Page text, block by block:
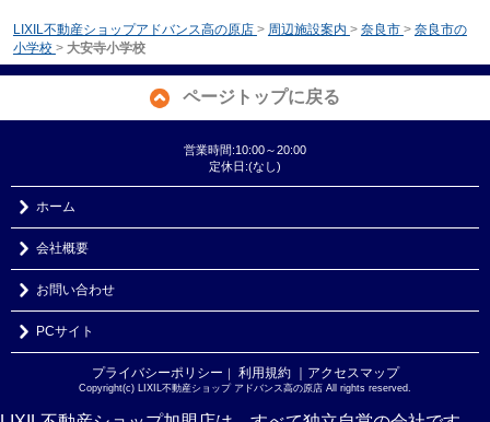
LIXIL不動産ショップアドバンス高の原店 > 周辺施設案内 > 奈良市 > 奈良市の
小学校 > 大安寺小学校
ページトップに戻る
営業時間:10:00～20:00
定休日:(なし)
ホーム
会社概要
お問い合わせ
PCサイト
プライバシーポリシー ｜ 利用規約 ｜アクセスマップ
Copyright(c) LIXIL不動産ショップ アドバンス高の原店 All rights reserved.